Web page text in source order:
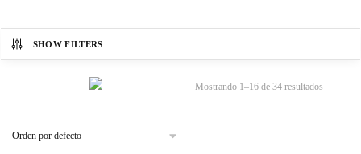
SHOW FILTERS
Mostrando 1–16 de 34 resultados